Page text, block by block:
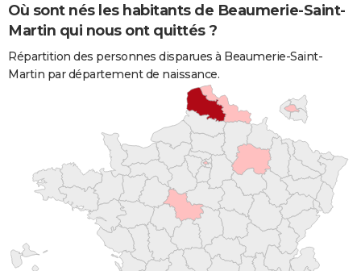
Où sont nés les habitants de Beaumerie-Saint-
Martin qui nous ont quittés ?
Répartition des personnes disparues à Beaumerie-Saint-
Martin par département de naissance.